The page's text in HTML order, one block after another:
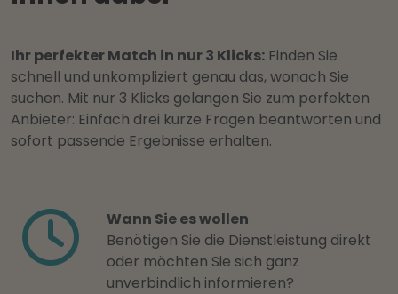
Ihr perfekter Match in nur 3 Klicks: Finden Sie
schnell und unkompliziert genau das, wonach Sie
suchen. Mit nur 3 Klicks gelangen Sie zum perfekten
Anbieter: Einfach drei kurze Fragen beantworten und
sofort passende Ergebnisse erhalten.
Wann Sie es wollen
Benötigen Sie die Dienstleistung direkt
oder möchten Sie sich ganz
unverbindlich informieren?